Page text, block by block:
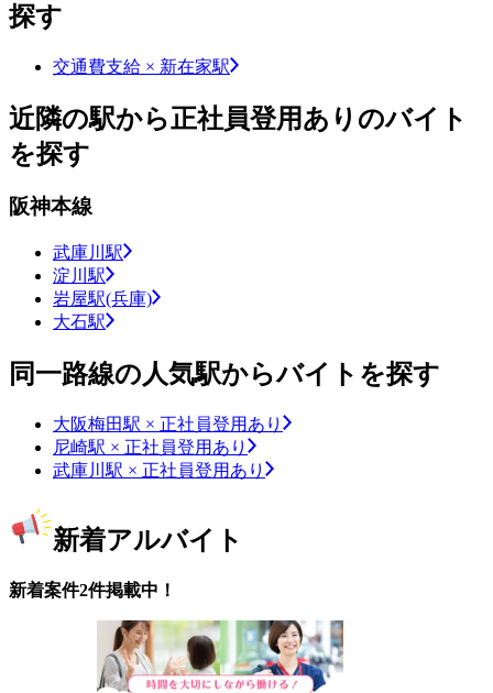
探す
交通費支給 × 新在家駅
近隣の駅から正社員登用ありのバイト
を探す
阪神本線
武庫川駅
淀川駅
岩屋駅(兵庫)
大石駅
同一路線の人気駅からバイトを探す
大阪梅田駅 × 正社員登用あり
尼崎駅 × 正社員登用あり
武庫川駅 × 正社員登用あり
新着アルバイト
新着案件2件掲載中！